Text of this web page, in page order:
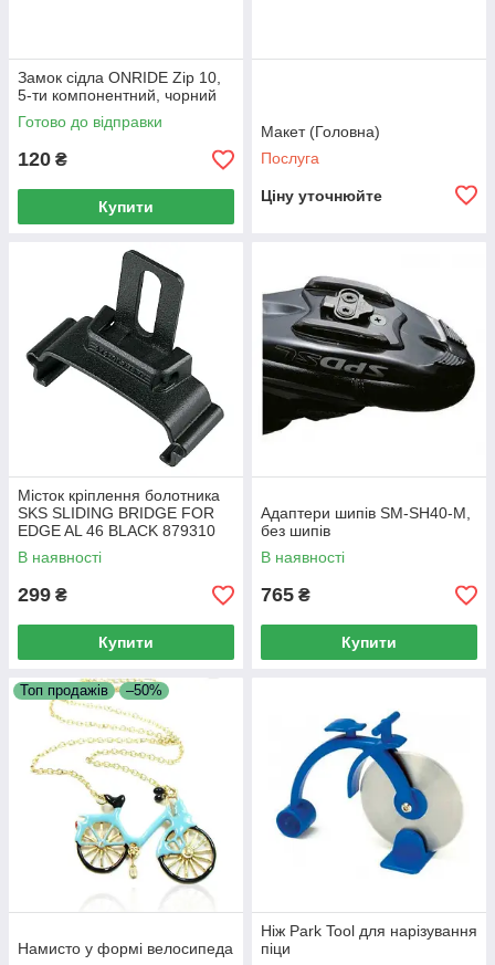
Замок сідла ONRIDE Zip 10,
5-ти компонентний, чорний
Готово до відправки
120 ₴
Купити
Макет (Головна)
Послуга
Ціну уточнюйте
Місток кріплення болотника
SKS SLIDING BRIDGE FOR
EDGE AL 46 BLACK 879310
В наявності
299 ₴
Купити
Адаптери шипів SM-SH40-М,
без шипів
В наявності
765 ₴
Купити
Топ продажів –50%
Намисто у формі велосипеда
Ніж Park Tool для нарізування
піци